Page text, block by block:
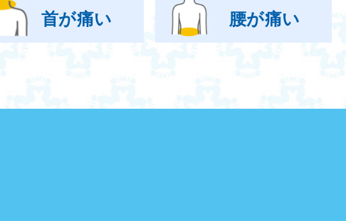
首が痛い 腰が痛い